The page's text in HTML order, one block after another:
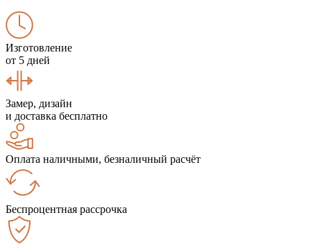
Изготовление
от 5 дней
Замер, дизайн
и доставка бесплатно
Оплата наличными, безналичный расчёт
Беспроцентная рассрочка